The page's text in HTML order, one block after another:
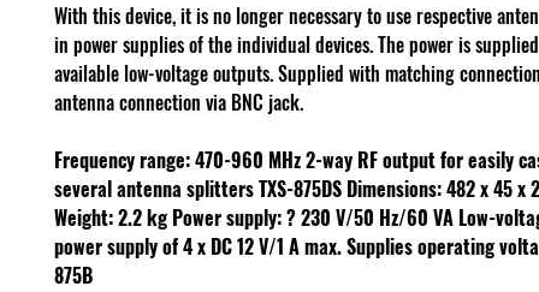
With this device, it is no longer necessary to use respective
in power supplies of the individual devices. The power is
available low-voltage outputs. Supplied with matching
antenna connection via BNC jack.
Frequency range: 470-960 MHz2-way RF output for easily
several antenna splitters TXS-875DS Dimensions: 482 x 45 x
Weight: 2.2 kg Power supply: ? 230 V/50 Hz/60 VA Low-
power supply of 4 x DC 12 V/1 A max.Supplies operating
875B